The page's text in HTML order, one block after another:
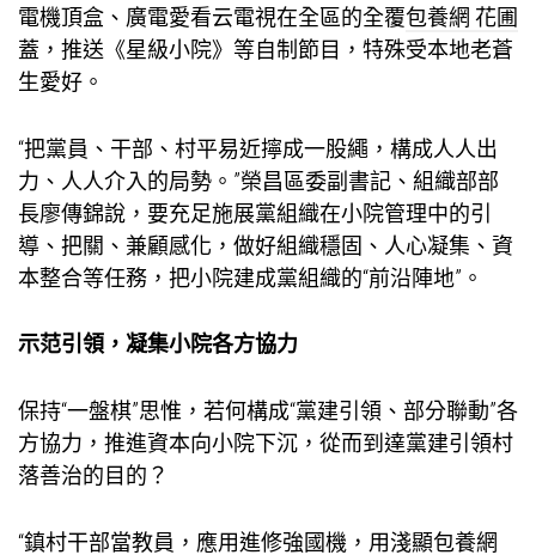
電機頂盒、廣電愛看云電視在全區的全覆包養網 花圃
蓋，推送《星級小院》等自制節目，特殊受本地老蒼
生愛好。
“把黨員、干部、村平易近擰成一股繩，構成人人出
力、人人介入的局勢。”榮昌區委副書記、組織部部
長廖傳錦說，要充足施展黨組織在小院管理中的引
導、把關、兼顧感化，做好組織穩固、人心凝集、資
本整合等任務，把小院建成黨組織的“前沿陣地”。
示范引領，凝集小院各方協力
保持“一盤棋”思惟，若何構成“黨建引領、部分聯動”各
方協力，推進資本向小院下沉，從而到達黨建引領村
落善治的目的？
“鎮村干部當教員，應用進修強國機，用淺顯包養網